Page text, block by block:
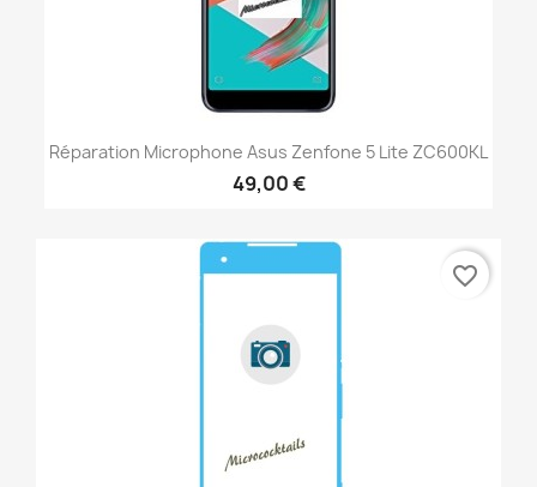
Réparation Microphone Asus Zenfone 5 Lite ZC600KL
49,00 €
favorite_border